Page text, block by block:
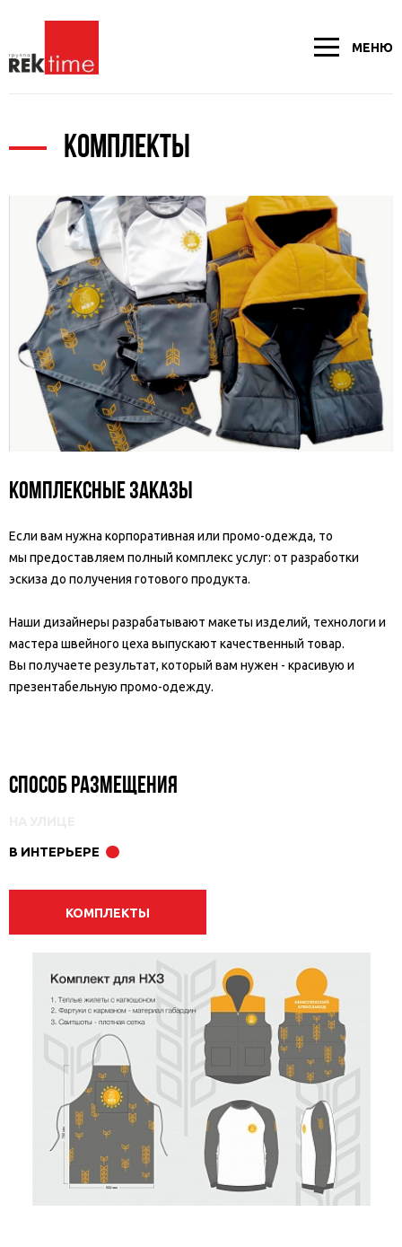
МЕНЮ
КОМПЛЕКТЫ
Комплексные заказы
Если вам нужна корпоративная или промо-одежда, то
мы предоставляем полный комплекс услуг: от разработки
эскиза до получения готового продукта.
Наши дизайнеры разрабатывают макеты изделий, технологи и
мастера швейного цеха выпускают качественный товар.
Вы получаете результат, который вам нужен - красивую и
презентабельную промо-одежду.
Способ размещения
В ИНТЕРЬЕРЕ
КОМПЛЕКТЫ